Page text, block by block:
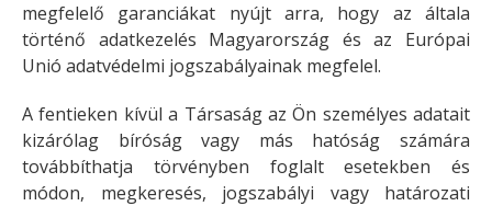
megfelelő garanciákat nyújt arra, hogy az általa
történő adatkezelés Magyarország és az Európai
Unió adatvédelmi jogszabályainak megfelel.
A fentieken kívül a Társaság az Ön személyes adatait
kizárólag bíróság vagy más hatóság számára
továbbíthatja törvényben foglalt esetekben és
módon, megkeresés, jogszabályi vagy határozati